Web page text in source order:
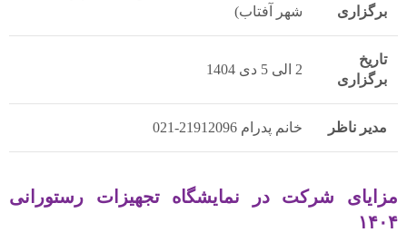
برگزاری
شهر آفتاب)
تاریخ
برگزاری
2 الی 5 دی 1404
مدیر ناظر خانم پدرام 21912096-021
مزایای شرکت در نمایشگاه تجهیزات رستورانی
۱۴۰۴